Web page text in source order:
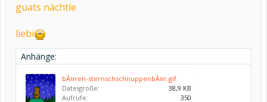
guats nächtle
liebi
Anhänge:
bÃ¤ren-sternschschnuppenbÃ¤r.gif
Dateigröße:
38,9 KB
Aufrufe:
350